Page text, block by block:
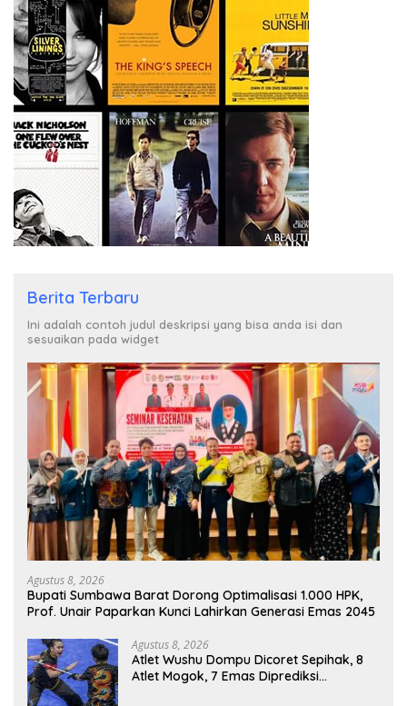
Berita Terbaru
Ini adalah contoh judul deskripsi yang bisa anda isi dan
sesuaikan pada widget
Agustus 8, 2026
Bupati Sumbawa Barat Dorong Optimalisasi 1.000 HPK,
Prof. Unair Paparkan Kunci Lahirkan Generasi Emas 2045
Agustus 8, 2026
Atlet Wushu Dompu Dicoret Sepihak, 8
Atlet Mogok, 7 Emas Diprediksi